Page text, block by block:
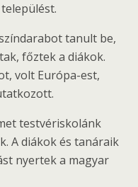
tanult be,
főztek a diákok.
volt Európa-est,
testvériskolánk
A diákok és tanáraik
nyertek a magyar